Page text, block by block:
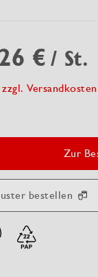
€ / St.
zzgl. Versandkosten
Zur
bestellen